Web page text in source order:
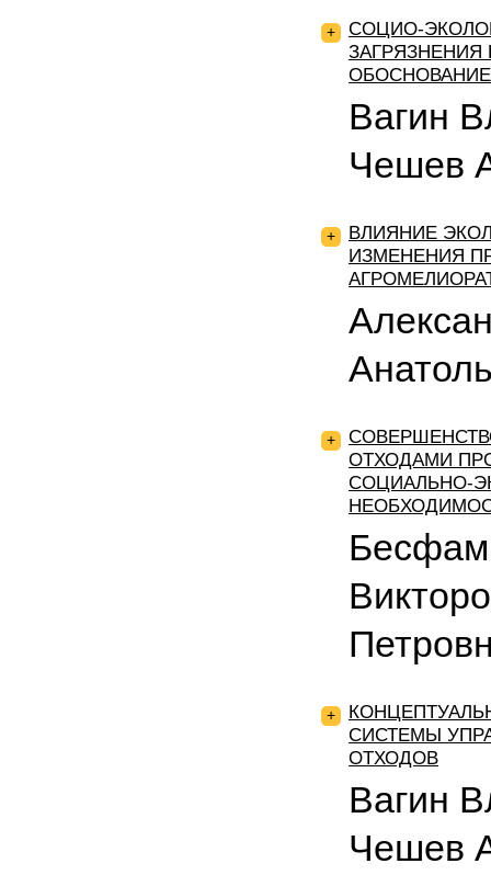
+
СОЦИО-
ОБОСНОВАНИЕ
Вагин
Чешев
+
ВЛИЯНИЕ
ИЗМЕНЕНИЯ
+
ОТХОДАМИ
СОЦИАЛЬНО-
+
СИСТЕМЫ
ОТХОДОВ
Вагин
Чешев